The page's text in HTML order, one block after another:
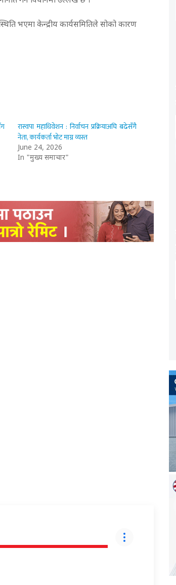
भएमा केन्द्रीय कार्यसमितिले सोको कारण
रास्वपा महाधिवेशन : निर्वाचन प्रक्रियाअघि बढेसँगै
नेता, कार्यकर्ता भोट माग्न व्यस्त
June 24, 2026
In "मुख्य समाचार"